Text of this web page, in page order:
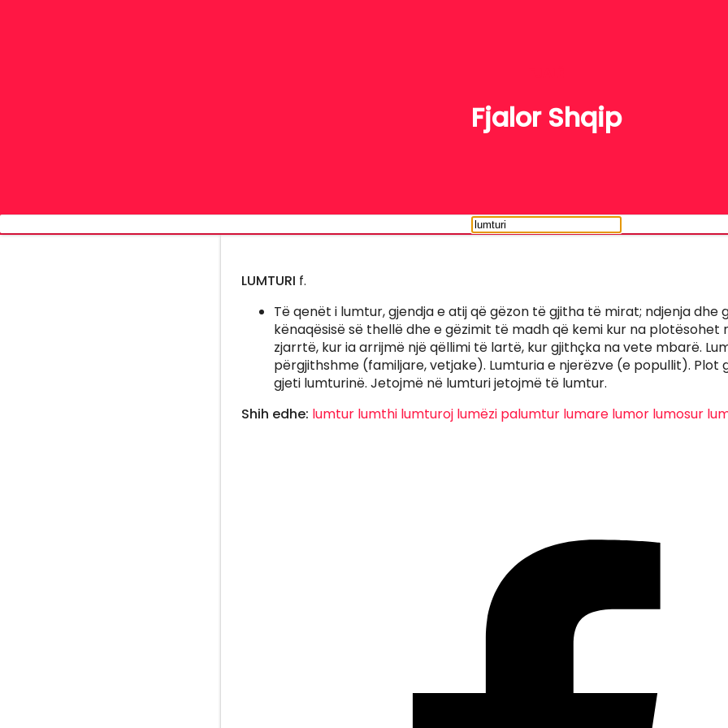
Fjalor Shqip
LUMTURI f.
Të qenët i lumtur, gjendja e atij që gëzon të gjitha të mirat; ndjenja dhe
kënaqësisë së thellë dhe e gëzimit të madh që kemi kur na plotësohet
zjarrtë, kur ia arrijmë një qëllimi të lartë, kur gjithçka na vete mbarë.
përgjithshme (familjare, vetjake). Lumturia e njerëzve (e popullit). Plot
gjeti lumturinë. Jetojmë në lumturi jetojmë të lumtur.
Shih edhe: lumtur lumthi lumturoj lumëzi palumtur lumare lumor lumosur